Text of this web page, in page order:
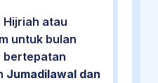
Hijriah atau
untuk bulan
bertepatan
Jumadilawal dan